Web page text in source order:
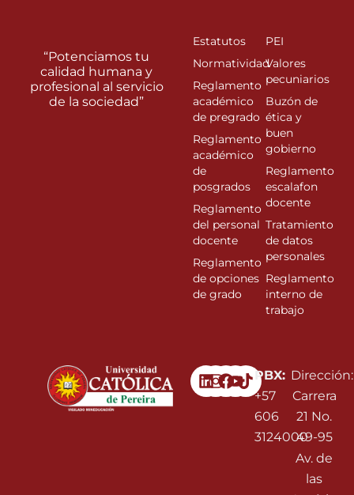
Linkedin
Instagram
Facebook
Youtube
PBX:
+57
606
3124000
Dirección:
Carrera
21 No.
49-95
Av. de
las
“Potenciamos tu
calidad humana y
profesional al servicio
de la sociedad”
Estatutos
Normatividad
Reglamento
académico
de pregrado
Reglamento
académico
de
posgrados
Reglamento
del personal
docente
Reglamento
de opciones
de grado
PEI
Valores
pecuniarios
Buzón de
ética y
buen
gobierno
Reglamento
escalafon
docente
Tratamiento
de datos
personales
Reglamento
interno de
trabajo